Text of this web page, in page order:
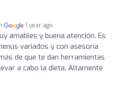
1 year ago
amables y buena atención. Es
variados y con asesoría
de que te dan herramientas
a cabo la dieta. Altamente